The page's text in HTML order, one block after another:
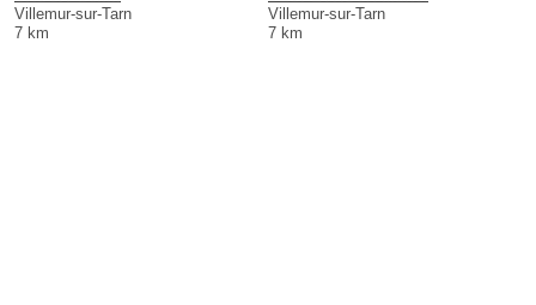
Villemur-sur-Tarn
7 km
Villemur-sur-Tarn
7 km